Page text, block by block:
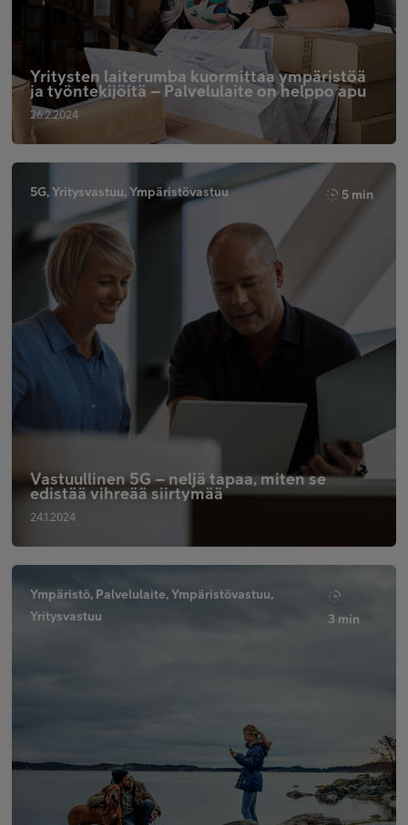
Yritysten laiterumba kuormittaa ympäristöä
ja työntekijöitä – Palvelulaite on helppo apu
26.2.2024
5G, Yritysvastuu, Ympäristövastuu 5 min
Vastuullinen 5G – neljä tapaa, miten se
edistää vihreää siirtymää
24.1.2024
Ympäristö, Palvelulaite, Ympäristövastuu,
Yritysvastuu
3 min